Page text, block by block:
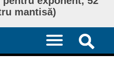
mantisă)